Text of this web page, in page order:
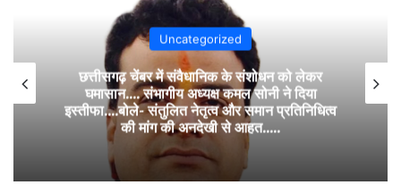
Uncategorized
छत्तीसगढ़ चेंबर में संवैधानिक के संशोधन को लेकर
घमासान…. संभागीय अध्यक्ष कमल सोनी ने दिया
इस्तीफा….बोले- संतुलित नेतृत्व और समान प्रतिनिधित्व
की मांग की अनदेखी से आहत…..